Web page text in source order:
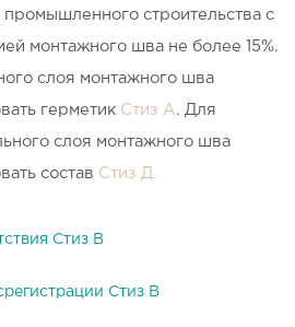
промышленного строительства с
монтажного шва не более 15%.
слоя монтажного шва
герметик Стиз А. Для
слоя монтажного шва
состав Стиз Д.
Стиз В
Стиз В